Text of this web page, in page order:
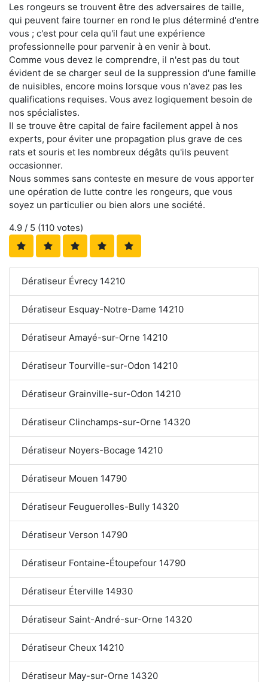
Les rongeurs se trouvent être des adversaires de taille,
qui peuvent faire tourner en rond le plus déterminé d'entre
vous ; c'est pour cela qu'il faut une expérience
professionnelle pour parvenir à en venir à bout.
Comme vous devez le comprendre, il n'est pas du tout
évident de se charger seul de la suppression d'une famille
de nuisibles, encore moins lorsque vous n'avez pas les
qualifications requises. Vous avez logiquement besoin de
nos spécialistes.
Il se trouve être capital de faire facilement appel à nos
experts, pour éviter une propagation plus grave de ces
rats et souris et les nombreux dégâts qu'ils peuvent
occasionner.
Nous sommes sans conteste en mesure de vous apporter
une opération de lutte contre les rongeurs, que vous
soyez un particulier ou bien alors une société.
4.9 / 5 (110 votes)
Dératiseur Évrecy 14210
Dératiseur Esquay-Notre-Dame 14210
Dératiseur Amayé-sur-Orne 14210
Dératiseur Tourville-sur-Odon 14210
Dératiseur Grainville-sur-Odon 14210
Dératiseur Clinchamps-sur-Orne 14320
Dératiseur Noyers-Bocage 14210
Dératiseur Mouen 14790
Dératiseur Feuguerolles-Bully 14320
Dératiseur Verson 14790
Dératiseur Fontaine-Étoupefour 14790
Dératiseur Éterville 14930
Dératiseur Saint-André-sur-Orne 14320
Dératiseur Cheux 14210
Dératiseur May-sur-Orne 14320